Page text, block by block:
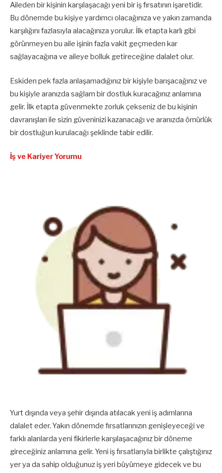
Aileden bir kişinin karşılaşacağı yeni bir iş fırsatının işaretidir.
Bu dönemde bu kişiye yardımcı olacağınıza ve yakın zamanda
karşılığını fazlasıyla alacağınıza yorulur. İlk etapta karlı gibi
görünmeyen bu aile işinin fazla vakit geçmeden kar
sağlayacağına ve aileye bolluk getireceğine dalalet olur.
Eskiden pek fazla anlaşamadığınız bir kişiyle barışacağınız ve
bu kişiyle aranızda sağlam bir dostluk kuracağınız anlamına
gelir. İlk etapta güvenmekte zorluk çekseniz de bu kişinin
davranışları ile sizin güveninizi kazanacağı ve aranızda ömürlük
bir dostluğun kurulacağı şeklinde tabir edilir.
İş ve Kariyer Yorumu
Yurt dışında veya şehir dışında atılacak yeni iş adımlarına
dalalet eder. Yakın dönemde fırsatlarınızın genişleyeceği ve
farklı alanlarda yeni fikirlerle karşılaşacağınız bir döneme
gireceğiniz anlamına gelir. Yeni iş fırsatlarıyla birlikte çalıştığınız
yer ya da sahip olduğunuz iş yeri büyümeye gidecek ve bu